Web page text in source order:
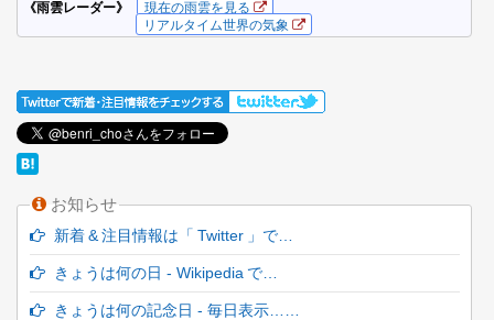
お知らせ
新着 & 注目情報は「 Twitter 」で…
きょうは何の日 - Wikipedia で…
きょうは何の記念日 - 毎日表示……